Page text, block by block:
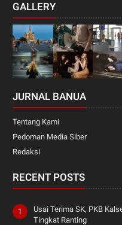
GALLERY
JURNAL BANUA
Tentang Kami
Pedoman Media Siber
Redaksi
RECENT POSTS
Usai Terima SK, PKB
Tingkat Ranting